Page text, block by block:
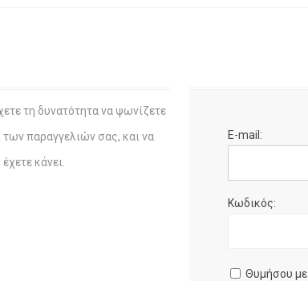
τη δυνατότητα να ψωνίζετε
των παραγγελιών σας, και να
κάνει.
E-mail:
Κωδικός:
Θυμήσου με